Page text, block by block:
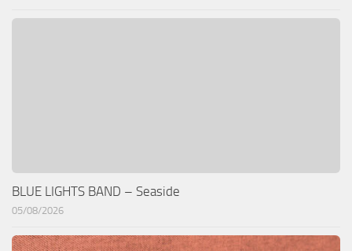
BLUE LIGHTS BAND – Seaside
05/08/2026